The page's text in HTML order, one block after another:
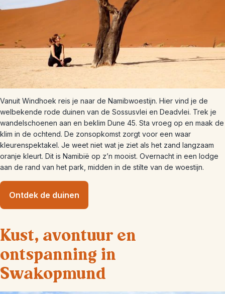
Vanuit Windhoek reis je naar de Namibwoestijn. Hier vind je de
welbekende rode duinen van de Sossusvlei en Deadvlei. Trek je
wandelschoenen aan en beklim Dune 45. Sta vroeg op en maak de
klim in de ochtend. De zonsopkomst zorgt voor een waar
kleurenspektakel. Je weet niet wat je ziet als het zand langzaam
oranje kleurt. Dit is Namibië op z’n mooist. Overnacht in een lodge
aan de rand van het park, midden in de stilte van de woestijn.
Ontdek de duinen
Kust, avontuur en
ontspanning in
Swakopmund